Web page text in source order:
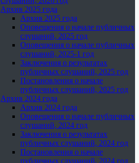
Архив 2025 года
Архив 2025 года
Оповещения о начале публичных
слушаний, 2025 год
Оповещения о начале публичных
слушаний, 2025-1 год
Заключения о результатах
публичных слушаний, 2025 год
Постановления о начале
публичных слушаний, 2025 год
Архив 2024 года
Архив 2024 года
Оповещения о начале публичных
слушаний, 2024 год
Заключения о результатах
публичных слушаний, 2024 год
Постановления о начале
публичных слушаний, 2024 год